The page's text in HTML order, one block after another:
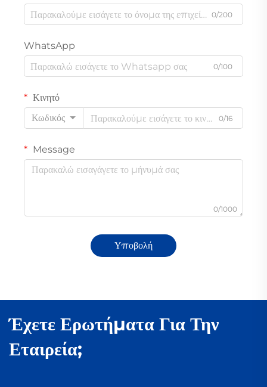
0/200
WhatsApp
0/100
Κινητό
Κωδικός
0/16
Message
0/1000
Υποβολή
Έχετε Ερωτήματα Για Την
Εταιρεία;